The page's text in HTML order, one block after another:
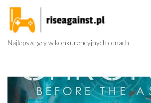
Przejdź
treści
Najlepsze gry w konkurencyjnych cenach